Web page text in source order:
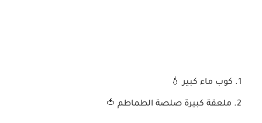
كوب ماء كبير 💧
ملعقة كبيرة صلصة الطماطم 🍅